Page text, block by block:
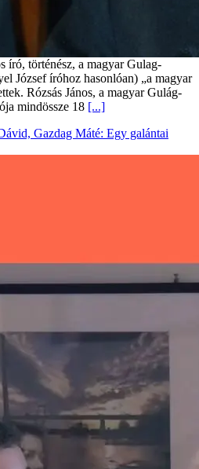
író, történész, a magyar Gulag-
József íróhoz hasonlóan) „a magyar
Rózsás János, a magyar Gulág-
mindössze 18 [...]
Gazdag Máté: Egy galántai